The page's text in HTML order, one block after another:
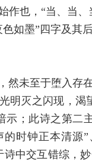
作也，“当、当
如墨”四字及其
然未至于堕入存
明灭之闪现，
示；此诗之第二
时钟正本清源
中交互错综，